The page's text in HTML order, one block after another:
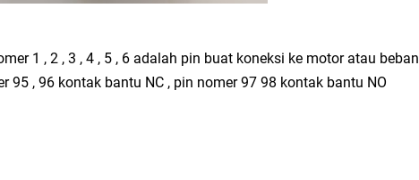
1 , 2 , 3 , 4 , 5 , 6 adalah pin buat koneksi ke motor atau beban
95 , 96 kontak bantu NC , pin nomer 97 98 kontak bantu NO